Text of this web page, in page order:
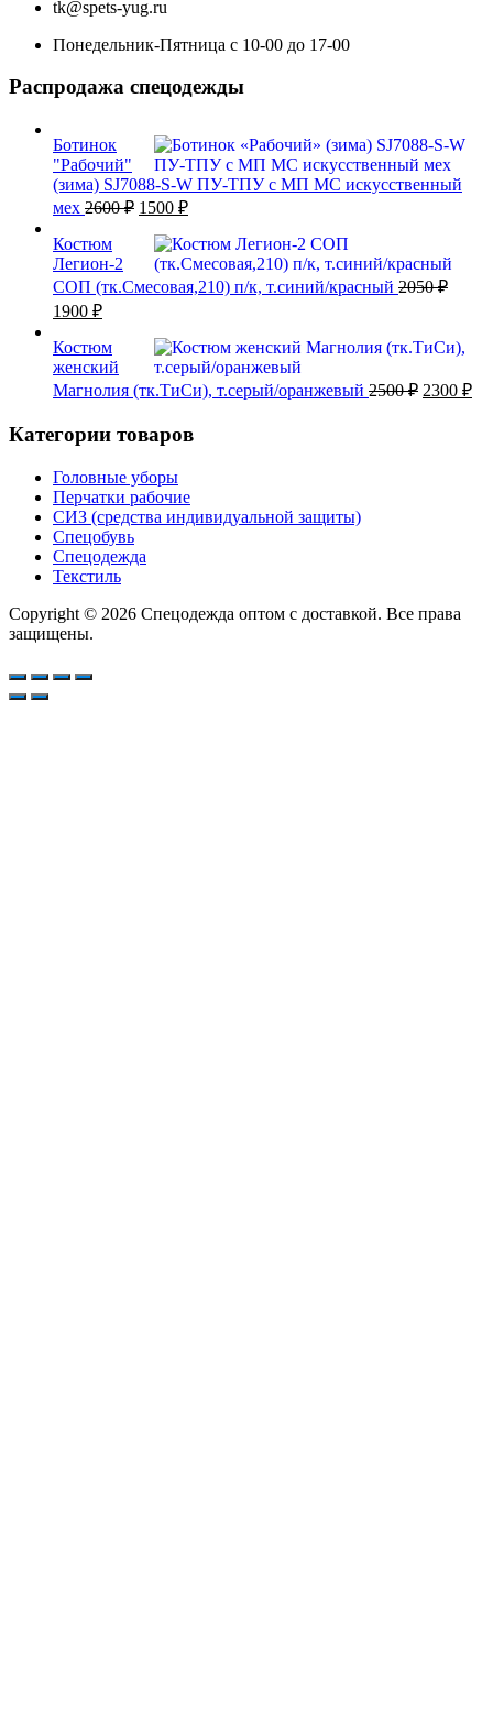
tk@spets-yug.ru
Понедельник-Пятница с 10-00 до 17-00
Распродажа спецодежды
Ботинок
"Рабочий"
(зима) SJ7088-S-W ПУ-ТПУ с МП МС искусственный
мех 2600₽ Первоначальная
составляла
2600 ₽.
1500 ₽Текущая
1500 ₽.
Костюм
Легион-2
СОП (тк.Смесовая,210) п/к, т.синий/красный 2050₽
Первоначальная
составляла
2050 ₽.
1900 ₽Текущая
1900 ₽.
Костюм
женский
Магнолия (тк.ТиСи), т.серый/оранжевый 2500₽ 2300 ₽
Категории товаров
Головные уборы
Перчатки рабочие
СИЗ (средства индивидуальной защиты)
Спецобувь
Спецодежда
Текстиль
Copyright © 2026 Спецодежда оптом с доставкой. Все права
защищены.